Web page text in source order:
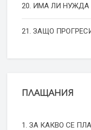
20. ИМА ЛИ НУЖДА
21. ЗАЩО
ПЛАЩАНИЯ
1. ЗА КАКВО СЕ